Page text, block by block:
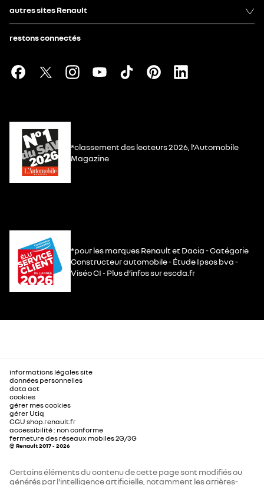
autres sites Renault
restons connectés
*classement des lecteurs 2026, l’Automobile
Magazine
*pour les marques Renault et Dacia - Catégorie
Constructeur automobile - Étude Ipsos bva -
Viséo CI - Plus d’infos sur escda.fr
informations légales site
données personnelles
data act
cookies
gérer mes cookies
gérer Utiq
CGU shop.renault.fr
accessibilité : non conforme
fermeture des réseaux mobiles 2G/3G
© Renault 2017 - 2026
Certains éléments du contenu de cette page sont modifiés ou
générés par l'intelligence artificielle, notamment les arrières-